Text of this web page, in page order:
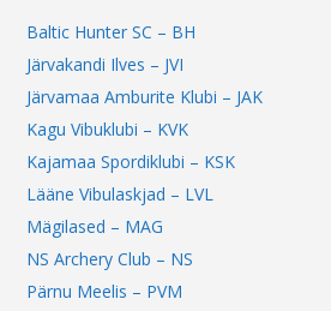
Baltic Hunter SC – BH
Järvakandi Ilves – JVI
Järvamaa Amburite Klubi – JAK
Kagu Vibuklubi – KVK
Kajamaa Spordiklubi – KSK
Lääne Vibulaskjad – LVL
Mägilased – MAG
NS Archery Club – NS
Pärnu Meelis – PVM